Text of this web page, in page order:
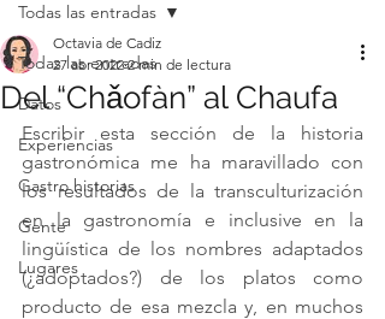
Todas las entradas
Datos
Experiencias
Gastro historias
Gente
Lugares
Todas las entradas
Del “Chǎofàn” al Chaufa
Octavia de Cadiz
27 abr 2022 2 min de lectura
Escribir esta sección de la historia
gastronómica me ha maravillado con
los resultados de la transculturización
en la gastronomía e inclusive en la
lingüística de los nombres adaptados
(¿adoptados?) de los platos como
producto de esa mezcla y, en muchos